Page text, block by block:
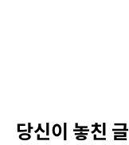
당신이 놓친 글